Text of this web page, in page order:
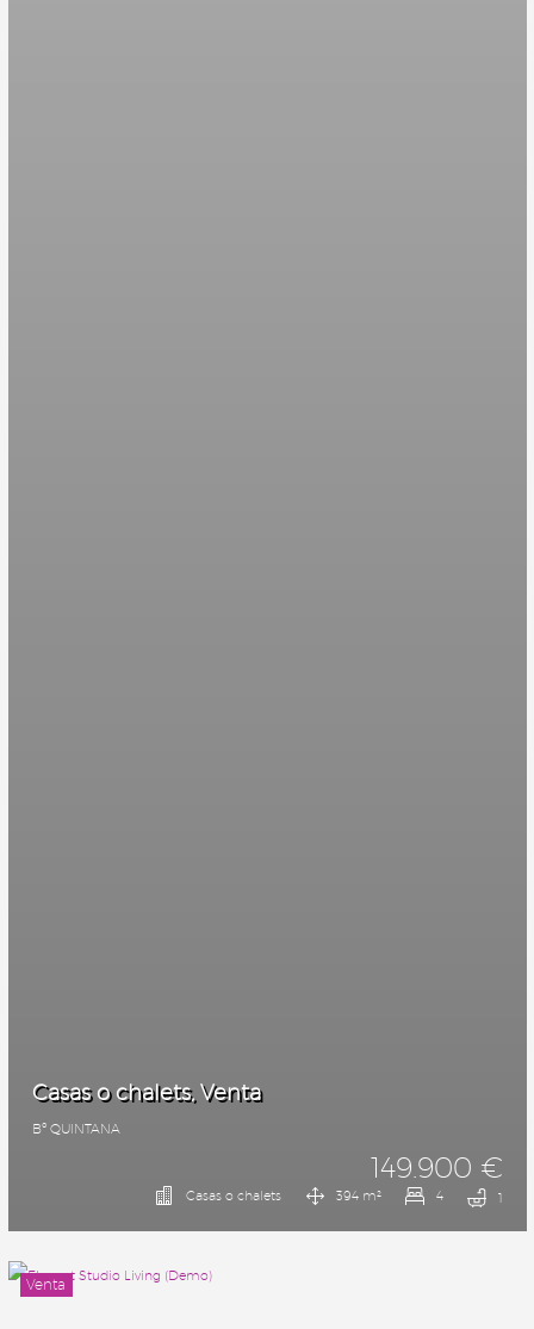
Casas o chalets, Venta
Bº QUINTANA
149.900 €
Casas o chalets 394 m² 4 1
Venta